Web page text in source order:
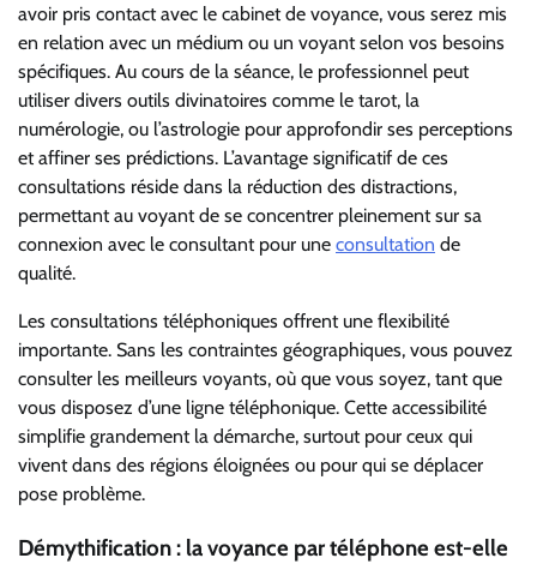
avoir pris contact avec le cabinet de voyance, vous serez mis
en relation avec un médium ou un voyant selon vos besoins
spécifiques. Au cours de la séance, le professionnel peut
utiliser divers outils divinatoires comme le tarot, la
numérologie, ou l’astrologie pour approfondir ses perceptions
et affiner ses prédictions. L’avantage significatif de ces
consultations réside dans la réduction des distractions,
permettant au voyant de se concentrer pleinement sur sa
connexion avec le consultant pour une consultation de
qualité.
Les consultations téléphoniques offrent une flexibilité
importante. Sans les contraintes géographiques, vous pouvez
consulter les meilleurs voyants, où que vous soyez, tant que
vous disposez d’une ligne téléphonique. Cette accessibilité
simplifie grandement la démarche, surtout pour ceux qui
vivent dans des régions éloignées ou pour qui se déplacer
pose problème.
Démythification : la voyance par téléphone est-elle